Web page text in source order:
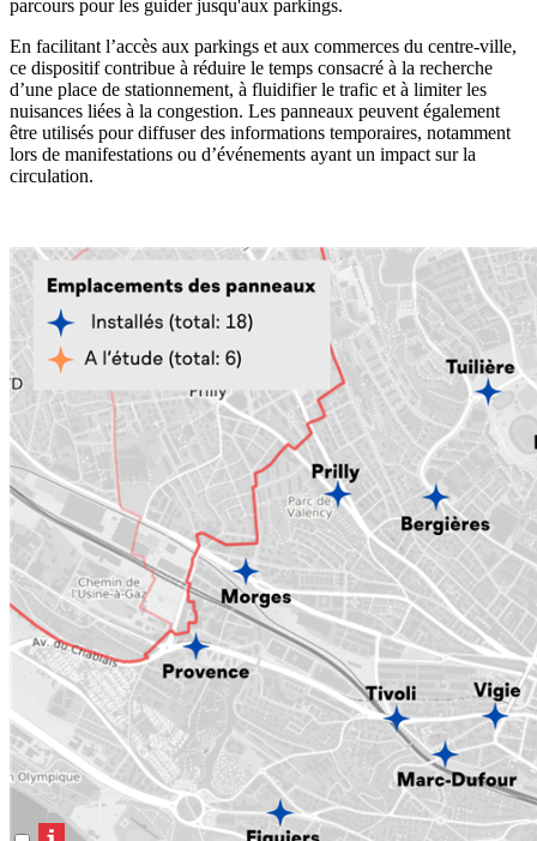
parcours pour les guider jusqu'aux parkings.
En facilitant l’accès aux parkings et aux commerces du centre-ville,
ce dispositif contribue à réduire le temps consacré à la recherche
d’une place de stationnement, à fluidifier le trafic et à limiter les
nuisances liées à la congestion. Les panneaux peuvent également
être utilisés pour diffuser des informations temporaires, notamment
lors de manifestations ou d’événements ayant un impact sur la
circulation.